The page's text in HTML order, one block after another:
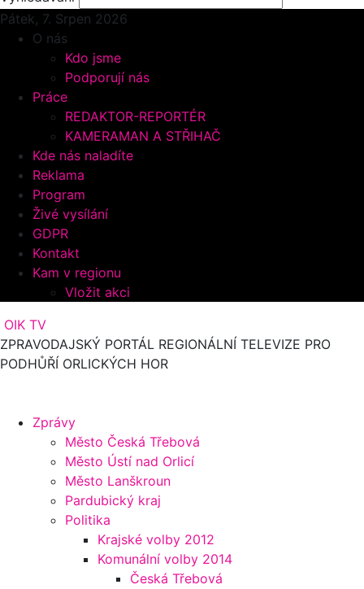
Pátek, 7. Srpen 2026
O nás
Kdo jsme
Podporují nás
Práce
REDAKTOR-REPORTÉR
KAMERAMAN A STŘIHAČ
Kde nás naladíte
Reklama
Program
Živé vysílání
GDPR
Kontakt
Kam v regionu
Vložit akci
OIK TV
ZPRAVODAJSKÝ PORTÁL REGIONÁLNÍ TELEVIZE PRO
PODHŮŘÍ ORLICKÝCH HOR
Zprávy
Město Česká Třebová
Město Ústí nad Orlicí
Město Lanškroun
Pardubický kraj
Politika
Krajské volby 2012
Komunální volby 2014
Česká Třebová